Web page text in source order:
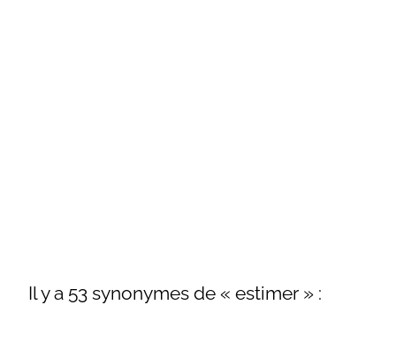
Il y a 53 synonymes de « estimer » :